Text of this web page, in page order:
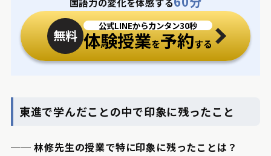
無料
公式LINEからカンタン30秒
体験授業を予約する
東進で学んだことの中で印象に残ったこと
── 林修先生の授業で特に印象に残ったことは？